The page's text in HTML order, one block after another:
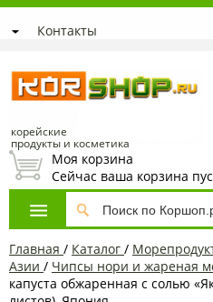
Контакты
корейские
продукты и косметика
Моя корзина
Сейчас ваша корзина
Главная / Каталог /
Азии / Чипсы нори и жареная
капуста обжаренная с солью